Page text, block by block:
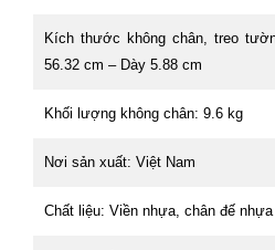
Kích thước không chân, treo
56.32 cm – Dày 5.88 cm
Khối lượng không chân: 9.6 kg
Nơi sản xuất: Việt Nam
Chất liệu: Viền nhựa, chân đế nhựa